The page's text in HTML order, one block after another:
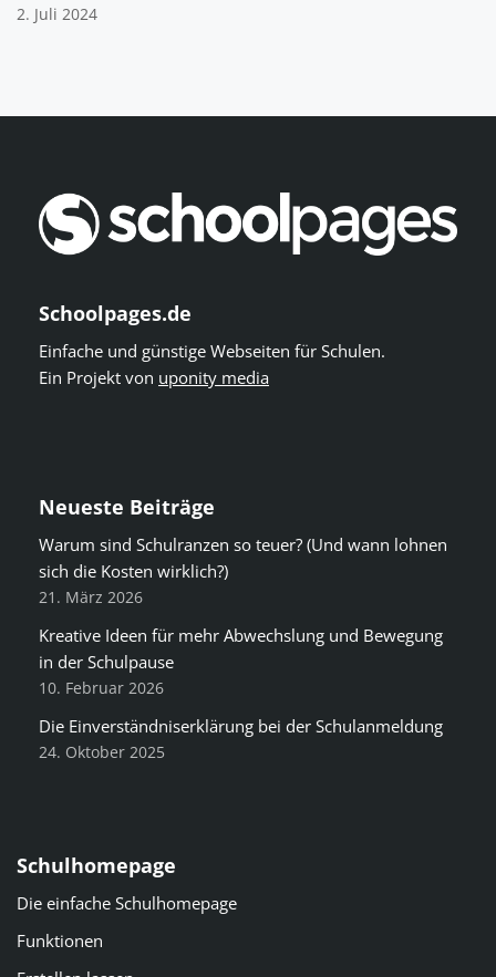
2. Juli 2024
Schoolpages.de
Einfache und günstige Webseiten für Schulen.
Ein Projekt von uponity media
Neueste Beiträge
Warum sind Schulranzen so teuer? (Und wann lohnen
sich die Kosten wirklich?)
21. März 2026
Kreative Ideen für mehr Abwechslung und Bewegung
in der Schulpause
10. Februar 2026
Die Einverständniserklärung bei der Schulanmeldung
24. Oktober 2025
Schulhomepage
Die einfache Schulhomepage
Funktionen